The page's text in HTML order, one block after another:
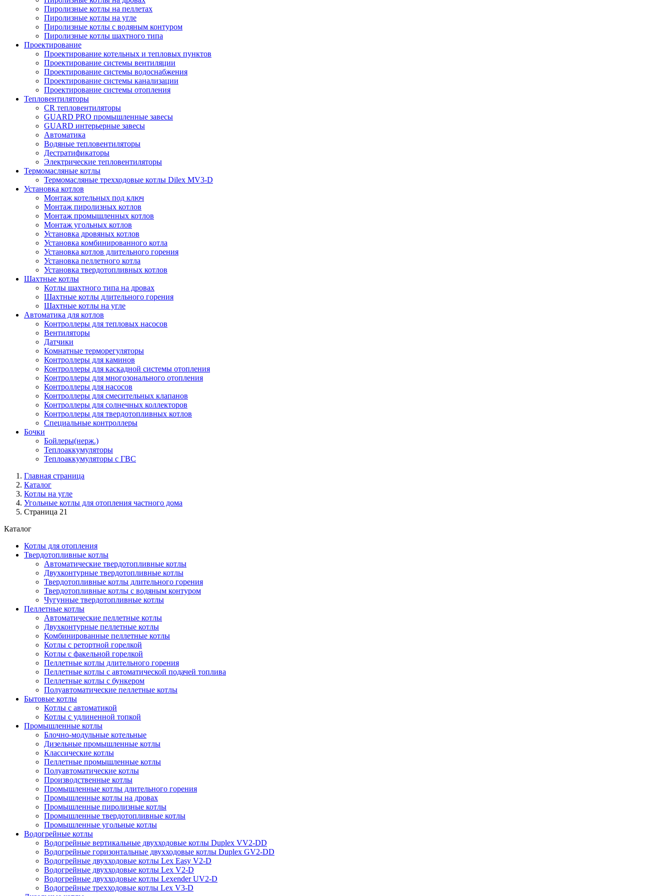
Пиролизные котлы на пеллетах
Пиролизные котлы на угле
Пиролизные котлы с водяным контуром
Пиролизные котлы шахтного типа
Проектирование
Проектирование котельных и тепловых пунктов
Проектирование системы вентиляции
Проектирование системы водоснабжения
Проектирование системы канализации
Проектирование системы отопления
Тепловентиляторы
CR тепловентиляторы
GUARD PRO промышленные завесы
GUARD интерьерные завесы
Автоматика
Водяные тепловентиляторы
Дестратификаторы
Электрические тепловентиляторы
Термомасляные котлы
Термомасляные трехходовые котлы Dilex MV3-D
Установка котлов
Монтаж котельных под ключ
Монтаж пиролизных котлов
Монтаж промышленных котлов
Монтаж угольных котлов
Установка дровяных котлов
Установка комбинированного котла
Установка котлов длительного горения
Установка пеллетного котла
Установка твердотопливных котлов
Шахтные котлы
Котлы шахтного типа на дровах
Шахтные котлы длительного горения
Шахтные котлы на угле
Автоматика для котлов
Контроллеры для тепловых насосов
Вентиляторы
Датчики
Комнатные терморегуляторы
Контроллеры для каминов
Контроллеры для каскадной системы отопления
Контроллеры для многозонального отопления
Контроллеры для насосов
Контроллеры для смесительных клапанов
Контроллеры для солнечных коллекторов
Контроллеры для твердотопливных котлов
Специальные контроллеры
Бочки
Бойлеры(нерж.)
Теплоаккумуляторы
Теплоаккумуляторы с ГВС
Главная страница
Каталог
Котлы на угле
Угольные котлы для отопления частного дома
Страница 21
Каталог
Котлы для отопления
Твердотопливные котлы
Автоматические твердотопливные котлы
Двухконтурные твердотопливные котлы
Твердотопливные котлы длительного горения
Твердотопливные котлы с водяным контуром
Чугунные твердотопливные котлы
Пеллетные котлы
Автоматические пеллетные котлы
Двухконтурные пеллетные котлы
Комбинированные пеллетные котлы
Котлы с ретортной горелкой
Котлы с факельной горелкой
Пеллетные котлы длительного горения
Пеллетные котлы с автоматической подачей топлива
Пеллетные котлы с бункером
Полуавтоматические пеллетные котлы
Бытовые котлы
Котлы с автоматикой
Котлы с удлиненной топкой
Промышленные котлы
Блочно-модульные котельные
Дизельные промышленные котлы
Классические котлы
Пеллетные промышленные котлы
Полуавтоматические котлы
Производственные котлы
Промышленные котлы длительного горения
Промышленные котлы на дровах
Промышленные пиролизные котлы
Промышленные твердотопливные котлы
Промышленные угольные котлы
Водогрейные котлы
Водогрейные вертикальные двухходовые котлы Duplex VV2-DD
Водогрейные горизонтальные двухходовые котлы Duplex GV2-DD
Водогрейные двухходовые котлы Lex Easy V2-D
Водогрейные двухходовые котлы Lex V2-D
Водогрейные двухходовые котлы Lexender UV2-D
Водогрейные трехходовые котлы Lex V3-D